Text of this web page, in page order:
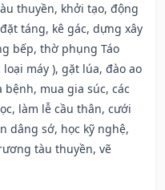
thuyền, khởi tạo, động
táng, kê gác, dựng xây
bếp, thờ phụng Táo
máy ), gặt lúa, đào ao
mua gia súc, các
làm lễ cầu thân, cưới
dâng sớ, học kỹ nghệ,
tàu thuyền, vẽ